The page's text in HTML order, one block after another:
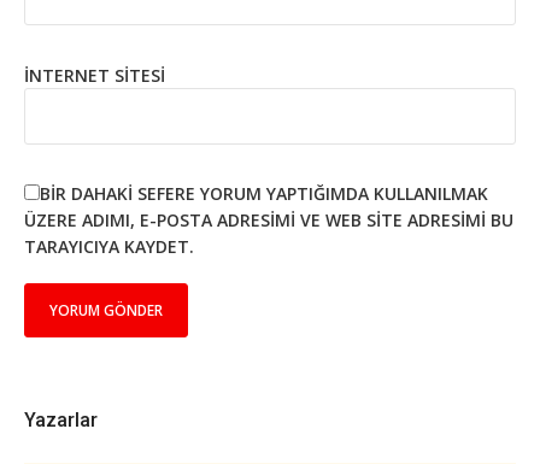
İNTERNET SITESI
BIR DAHAKI SEFERE YORUM YAPTIĞIMDA KULLANILMAK
ÜZERE ADIMI, E-POSTA ADRESIMI VE WEB SITE ADRESIMI BU
TARAYICIYA KAYDET.
Yazarlar